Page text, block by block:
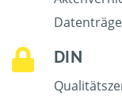
DIN